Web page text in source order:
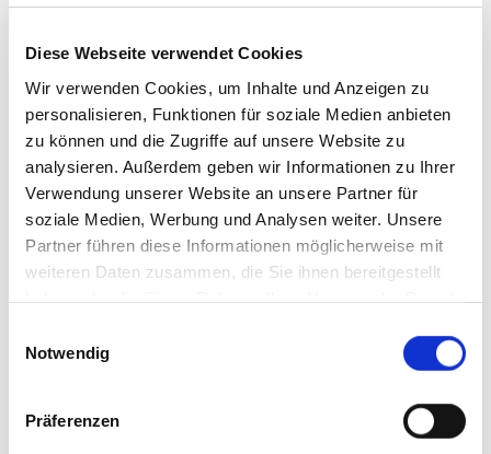
Diese Webseite verwendet Cookies
Wir verwenden Cookies, um Inhalte und Anzeigen zu
personalisieren, Funktionen für soziale Medien anbieten
zu können und die Zugriffe auf unsere Website zu
analysieren. Außerdem geben wir Informationen zu Ihrer
Verwendung unserer Website an unsere Partner für
soziale Medien, Werbung und Analysen weiter. Unsere
Partner führen diese Informationen möglicherweise mit
weiteren Daten zusammen, die Sie ihnen bereitgestellt
haben oder die Sie im Rahmen Ihrer Nutzung der Dienste
Cookies, wenn Sie unsere Webseite weiterhin nutzen.
Notwendig
Präferenzen